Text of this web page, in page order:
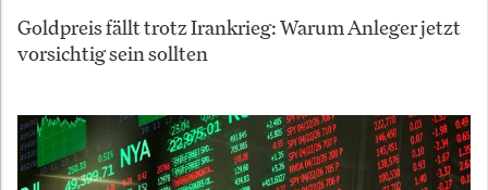
Goldpreis fällt trotz Irankrieg: Warum Anleger jetzt
vorsichtig sein sollten